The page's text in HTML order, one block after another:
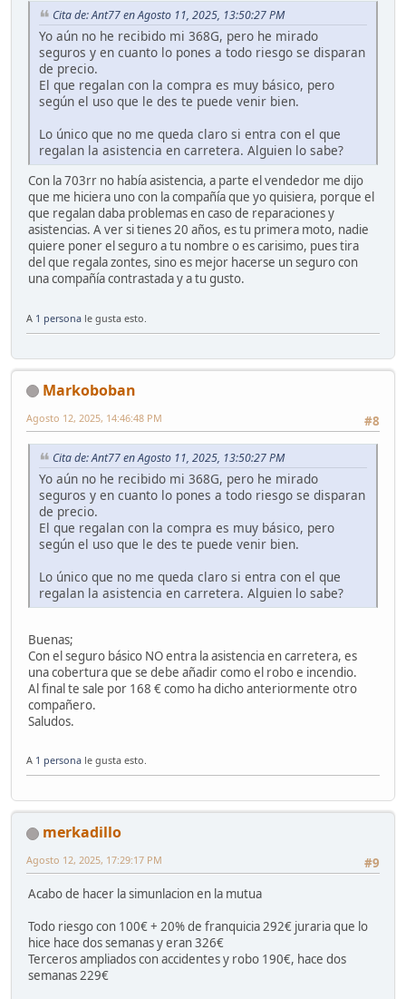
Cita de: Ant77 en Agosto 11, 2025, 13:50:27 PM
Yo aún no he recibido mi 368G, pero he mirado
seguros y en cuanto lo pones a todo riesgo se disparan
de precio.
El que regalan con la compra es muy básico, pero
según el uso que le des te puede venir bien.
Lo único que no me queda claro si entra con el que
regalan la asistencia en carretera. Alguien lo sabe?
Con la 703rr no había asistencia, a parte el vendedor me dijo
que me hiciera uno con la compañía que yo quisiera, porque el
que regalan daba problemas en caso de reparaciones y
asistencias. A ver si tienes 20 años, es tu primera moto, nadie
quiere poner el seguro a tu nombre o es carisimo, pues tira
del que regala zontes, sino es mejor hacerse un seguro con
una compañía contrastada y a tu gusto.
A 1 persona le gusta esto.
Markoboban
#8
Agosto 12, 2025, 14:46:48 PM
Cita de: Ant77 en Agosto 11, 2025, 13:50:27 PM
Yo aún no he recibido mi 368G, pero he mirado
seguros y en cuanto lo pones a todo riesgo se disparan
de precio.
El que regalan con la compra es muy básico, pero
según el uso que le des te puede venir bien.
Lo único que no me queda claro si entra con el que
regalan la asistencia en carretera. Alguien lo sabe?
Buenas;
Con el seguro básico NO entra la asistencia en carretera, es
una cobertura que se debe añadir como el robo e incendio.
Al final te sale por 168 € como ha dicho anteriormente otro
compañero.
Saludos.
A 1 persona le gusta esto.
merkadillo
#9
Agosto 12, 2025, 17:29:17 PM
Acabo de hacer la simunlacion en la mutua
Todo riesgo con 100€ + 20% de franquicia 292€ juraria que lo
hice hace dos semanas y eran 326€
Terceros ampliados con accidentes y robo 190€, hace dos
semanas 229€